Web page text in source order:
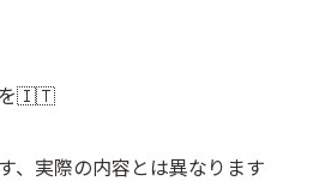
🇮🇹⠀
、実際の内容とは異なります